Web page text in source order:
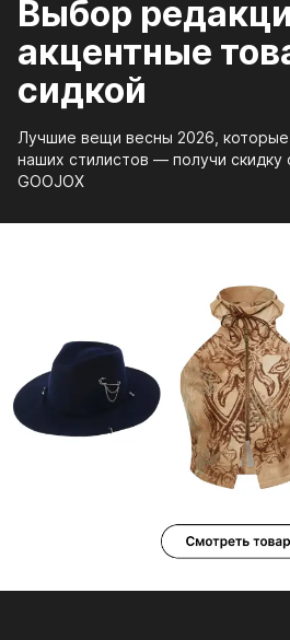
Выбор
акцентные
сидкой
Лучшие вещи весны 2026,
наших стилистов — получи
GOOJOX